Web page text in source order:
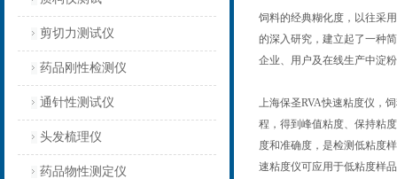
剪切力测试仪
药品刚性检测仪
通针性测试仪
头发梳理仪
药品物性测定仪
饲料的经典糊化度，以往采
的深入研究，建立起了一种
企业、用户及在线生产中淀
上海保圣RVA快速粘度仪，
程，得到峰值粘度、保持粘
度和准确度，是检测低粘度
速粘度仪可应用于低粘度样